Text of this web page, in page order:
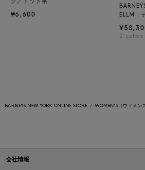
グ／ドット柄
¥6,600
ELLM
2 colors
BARNEYS NEW YORK ONLINE STORE WOMEN'S（ウィメン
会社情報